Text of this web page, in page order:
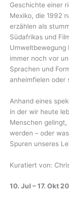
Geschichte einer
Mexiko, die 1992
erzählen als
Südafrikas und
Umweltbewegung
immer noch vor
Sprachen und
anheimfielen oder
Anhand eines
in der wir heute
Menschen
werden – oder
Spuren unseres
Kuratiert von:
10. Jul – 17. Okt